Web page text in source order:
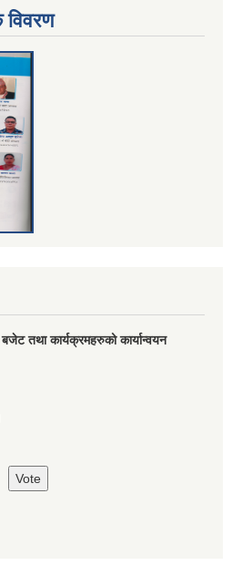
विवरण
तथा कार्यक्रमहरुको कार्यान्वयन